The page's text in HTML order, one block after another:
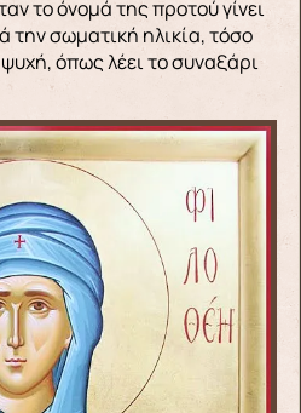
το όνομά της προτού γίνει
την σωματική ηλικία, τόσο
όπως λέει το συναξάρι